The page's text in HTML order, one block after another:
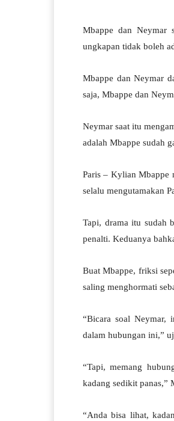
Mbappe dan Neymar
ungkapan tidak boleh
Mbappe dan Neymar
saja, Mbappe dan
Neymar saat itu
adalah Mbappe sudah
Paris – Kylian Mbappe
selalu mengutamakan
Tapi, drama itu sudah
penalti. Keduanya
Buat Mbappe, friksi
saling menghormati
“Bicara soal Neymar,
dalam hubungan ini,”
“Tapi, memang
kadang sedikit panas,”
“Anda bisa lihat,